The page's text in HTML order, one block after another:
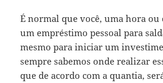
É normal que você, uma hora
um empréstimo pessoal para
mesmo para iniciar um
sempre sabemos onde realizar
que de acordo com a quantia,